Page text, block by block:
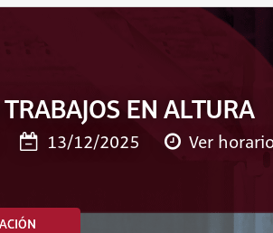
EN ALTURA
13/12/2025 Ver